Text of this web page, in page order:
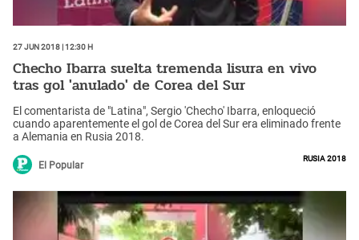
27 Jun 2018 | 12:30 h
Checho Ibarra suelta tremenda lisura en vivo
tras gol 'anulado' de Corea del Sur
El comentarista de "Latina", Sergio 'Checho' Ibarra, enloqueció
cuando aparentemente el gol de Corea del Sur era eliminado frente
a Alemania en Rusia 2018.
El Popular
Rusia 2018